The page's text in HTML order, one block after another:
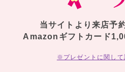
当サイトより来店予
Amazonギフトカード
※プレゼントに関して